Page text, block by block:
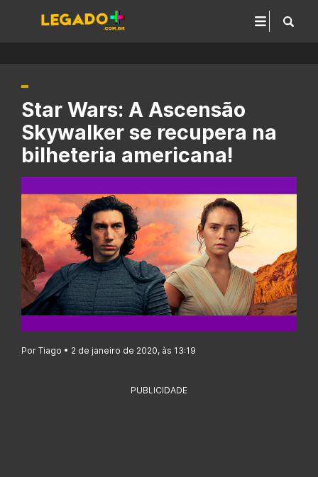
Star Wars: A Ascensão
Skywalker se recupera na
bilheteria americana!
Por Tiago • 2 de janeiro de 2020, às 13:19
PUBLICIDADE